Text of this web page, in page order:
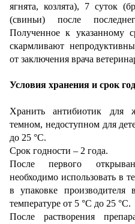
ягнята, козлята), 7 суток
(свиньи) после
Полученное к указанному
скармливают
от заключения врача
Условия хранения и срок
Хранить антибиотик для
темном, недоступном для
до 25 °C.
Срок годности – 2 года.
После первого
необходимо использовать в
в упаковке
температуре от 5 °C до 25 °C.
После растворения